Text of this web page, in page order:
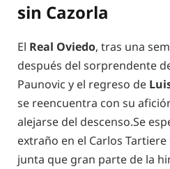
sin Cazorla
El Real Oviedo, tras una
después del sorprendente
Paunovic y el regreso de
se reencuentra con su
alejarse del descenso.Se
extraño en el Carlos
junta que gran parte de la